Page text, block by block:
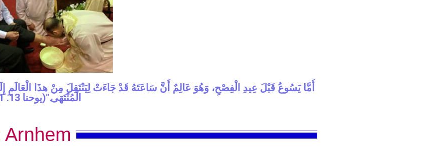
الْمُنْتَهَى."(يوحنا 13. 1)
Arnhem